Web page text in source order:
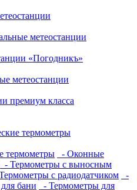
метеостанции
«Погодникъ»
метеостанции
премиум класса
термометры
термометры
- Оконные
- Термометры с выносным
с радиодатчиком
-
бани
- Термометры для